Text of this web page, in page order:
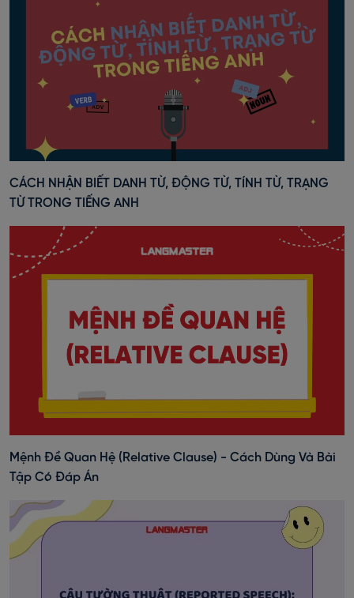
CÁCH NHẬN BIẾT DANH TỪ, ĐỘNG TỪ, TÍNH TỪ, TRẠNG
TỪ TRONG TIẾNG ANH
Mệnh Đề Quan Hệ (Relative Clause) - Cách Dùng Và Bài
Tập Có Đáp Án